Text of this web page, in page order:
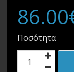
Ποσότητα